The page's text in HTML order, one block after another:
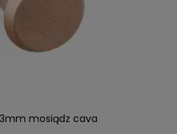
mosiądz cava